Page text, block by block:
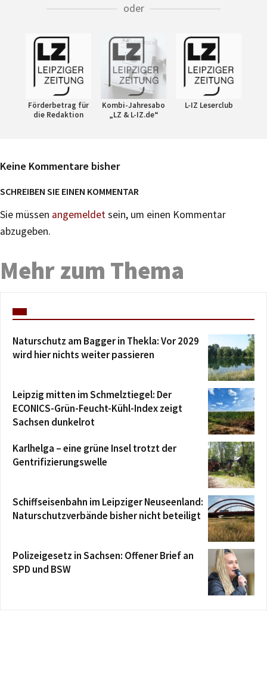
oder
Förderbetrag für
die Redaktion
Kombi-Jahresabo
„LZ & L-IZ.de“
L-IZ Leserclub
Keine Kommentare bisher
SCHREIBEN SIE EINEN KOMMENTAR
Sie müssen angemeldetsein, um einen Kommentar
abzugeben.
Mehr zum Thema
Naturschutz am Bagger in Thekla: Vor 2029
wird hier nichts weiter passieren
Leipzig mitten im Schmelztiegel: Der
ECONICS-Grün-Feucht-Kühl-Index zeigt
Sachsen dunkelrot
Karlhelga – eine grüne Insel trotzt der
Gentrifizierungswelle
Schiffseisenbahn im Leipziger Neuseenland:
Naturschutzverbände bisher nicht beteiligt
Polizeigesetz in Sachsen: Offener Brief an
SPD und BSW